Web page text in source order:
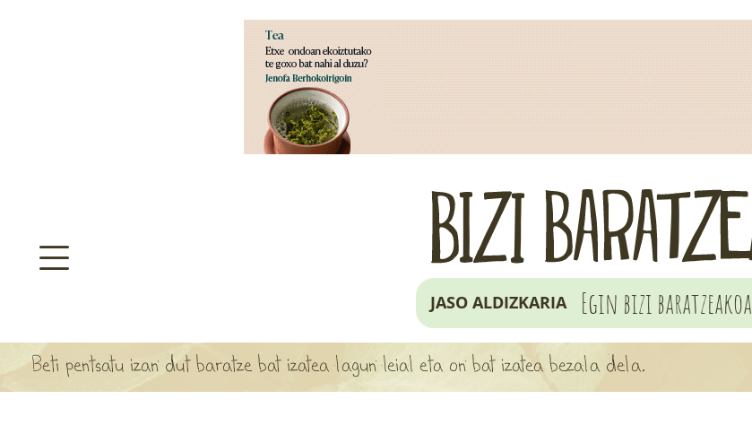
ARBOLA APARTEN MAPA
JASO ALDIZKARIA Egin bizi baratzeakoa
Beti pentsatu izan dut baratze bat izatea lagun leial eta on bat izatea bezala dela.